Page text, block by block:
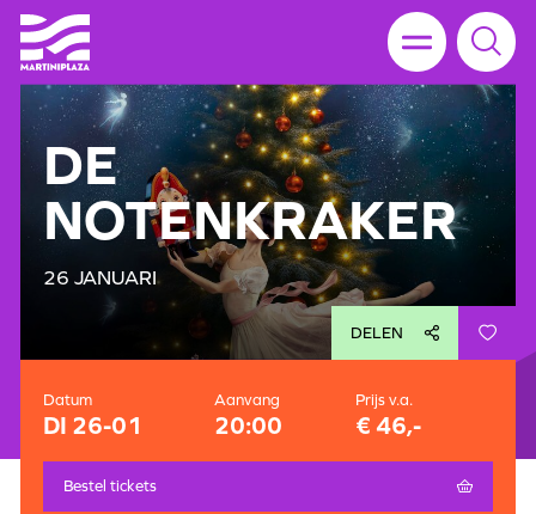
DE
NOTENKRAKER
26 JANUARI
DELEN
Datum
DI 26-01
Aanvang
20:00
Prijs v.a.
€ 46,-
Bestel tickets